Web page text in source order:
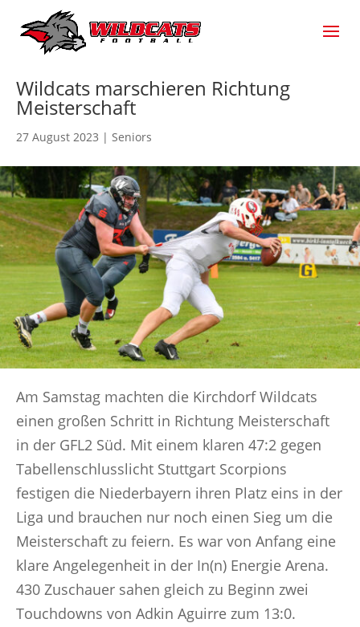
Wildcats marschieren Richtung
Meisterschaft
27 August 2023 | Seniors
Am Samstag machten die Kirchdorf Wildcats
einen großen Schritt in Richtung Meisterschaft
in der GFL2 Süd. Mit einem klaren 47:2 gegen
Tabellenschlusslicht Stuttgart Scorpions
festigen die Niederbayern ihren Platz eins in der
Liga und brauchen nur noch einen Sieg um die
Meisterschaft zu feiern. Es war von Anfang eine
klare Angelegenheit in der In(n) Energie Arena.
430 Zuschauer sahen gleich zu Beginn zwei
Touchdowns von Adkin Aguirre zum 13:0.